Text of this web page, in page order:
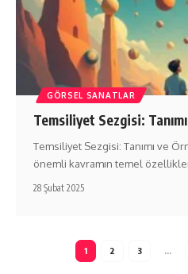
GÖRSEL SANATLAR
Temsiliyet Sezgisi:
Temsiliyet Sezgisi: Tanımı ve
önemli kavramın temel
28 Şubat 2025
1 2 3 …